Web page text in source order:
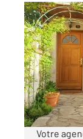
107,32 m2,
Ref : 10151
Maison
Visiter le
Votre